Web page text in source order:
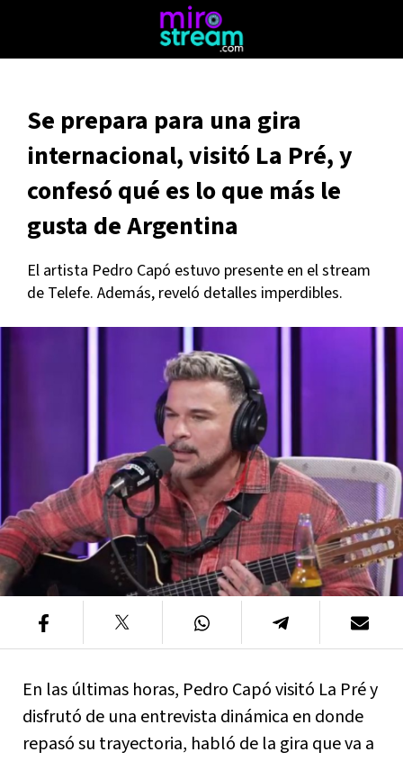
Se prepara para una gira
internacional, visitó La Pré, y
confesó qué es lo que más le
gusta de Argentina
El artista Pedro Capó estuvo presente en el stream
de Telefe. Además, reveló detalles imperdibles.
En las últimas horas, Pedro Capó visitó La Pré y
disfrutó de una entrevista dinámica en donde
repasó su trayectoria, habló de la gira que va a